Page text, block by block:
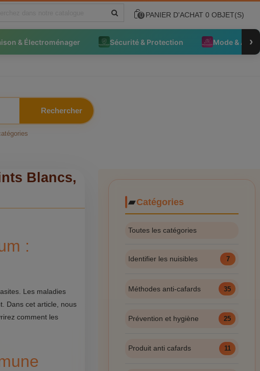
0 PANIER D'ACHAT 0 OBJET(S)
& Électroménager Sécurité & Protection Mode & ›
Rechercher
Blancs,
:
Les maladies
Dans cet article, nous
comment les
Catégories
Toutes les catégories
Identifier les nuisibles 7
Méthodes anti-cafards 35
Prévention et hygiène 25
Produit anti cafards 11